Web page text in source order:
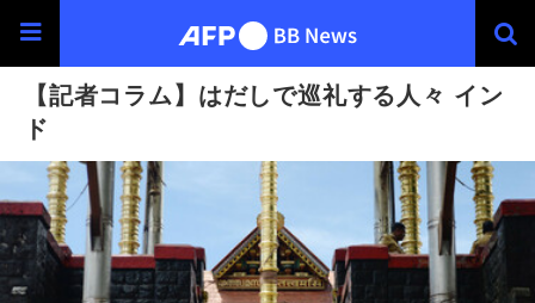
【記者コラム】はだしで巡礼する人々 イン
ド